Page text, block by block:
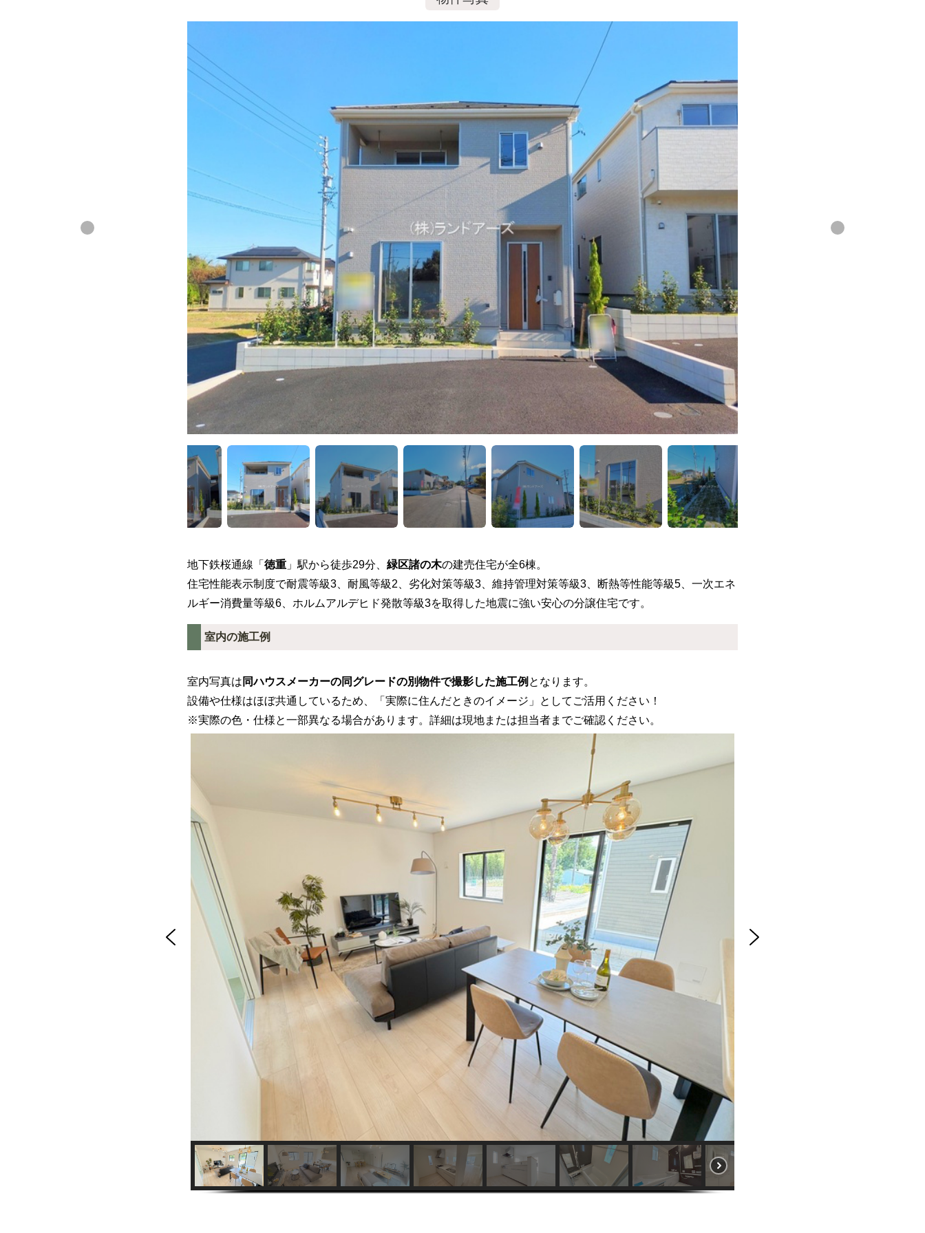
地下鉄桜通線「 徳重 」駅から徒歩29分、 緑区諸の木の建売住宅が全6棟。
住宅性能表示制度で耐震等級3、耐風等級2、劣化対策等級3、維持管理対策等級3、断熱等性能等級5、一次エネ
ルギー消費量等級6、ホルムアルデヒド発散等級3を取得した地震に強い安心の分譲住宅です。
室内の施工例
室内写真は 同ハウスメーカーの同グレードの別物件で撮影した施工例 となります。
設備や仕様はほぼ共通しているため、「実際に住んだときのイメージ」としてご活用ください！
※実際の色・仕様と一部異なる場合があります。詳細は現地または担当者までご確認ください。